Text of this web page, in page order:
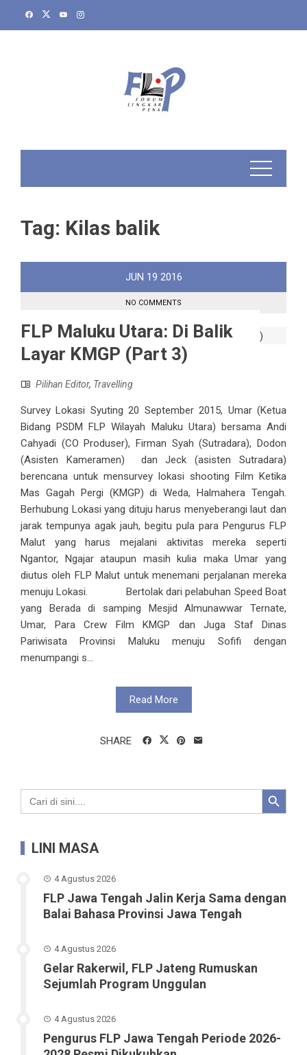
Tag: Kilas balik
JUN 19 2016
NO COMMENTS
FLP Maluku Utara: Di Balik
Layar KMGP (Part 3)
Pilihan Editor, Travelling
Survey Lokasi Syuting 20 September 2015, Umar (Ketua
Bidang PSDM FLP Wilayah Maluku Utara) bersama Andi
Cahyadi (CO Produser), Firman Syah (Sutradara), Dodon
(Asisten Kameramen) dan Jeck (asisten Sutradara)
berencana untuk mensurvey lokasi shooting Film Ketika
Mas Gagah Pergi (KMGP) di Weda, Halmahera Tengah.
Berhubung Lokasi yang dituju harus menyeberangi laut dan
jarak tempunya agak jauh, begitu pula para Pengurus FLP
Malut yang harus mejalani aktivitas mereka seperti
Ngantor, Ngajar ataupun masih kulia maka Umar yang
diutus oleh FLP Malut untuk menemani perjalanan mereka
menuju Lokasi. Bertolak dari pelabuhan Speed Boat
yang Berada di samping Mesjid Almunawwar Ternate,
Umar, Para Crew Film KMGP dan Juga Staf Dinas
Pariwisata Provinsi Maluku menuju Sofifi dengan
menumpangi s...
Read More
SHARE
Search
for:
Search Button
LINI MASA
4 Agustus 2026
FLP Jawa Tengah Jalin Kerja Sama dengan
Balai Bahasa Provinsi Jawa Tengah
4 Agustus 2026
Gelar Rakerwil, FLP Jateng Rumuskan
Sejumlah Program Unggulan
4 Agustus 2026
Pengurus FLP Jawa Tengah Periode 2026-